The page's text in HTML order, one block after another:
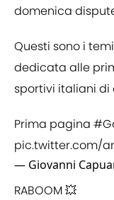
domenica
Questi sono i
dedicata alle
sportivi italiani di
Prima pagina
pic.twitter.com/
— Giovanni
RABOOM 💥